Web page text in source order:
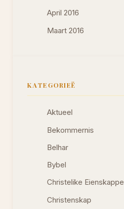
April 2016
Maart 2016
KATEGORIEË
Aktueel
Bekommernis
Belhar
Bybel
Christelike Eienskappe
Christenskap